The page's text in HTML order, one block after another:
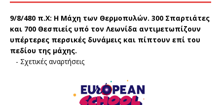
9/8/480 π.Χ: Η Μάχη των Θερμοπυλών. 300 Σπαρτιάτες
και 700 Θεσπιείς υπό τον Λεωνίδα αντιμετωπίζουν
υπέρτερες περσικές δυνάμεις και πίπτουν επί του
πεδίου της μάχης.
- Σχετικές αναρτήσεις